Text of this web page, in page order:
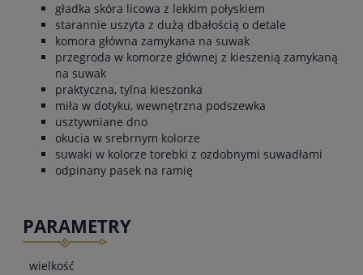
gładka skóra licowa z lekkim połyskiem
starannie uszyta z dużą dbałością o detale
komora główna zamykana na suwak
przegroda w komorze głównej z kieszenią zamykaną
na suwak
praktyczna, tylna kieszonka
miła w dotyku, wewnętrzna podszewka
usztywniane dno
okucia w srebrnym kolorze
suwaki w kolorze torebki z ozdobnymi suwadłami
odpinany pasek na ramię
PARAMETRY
wielkość